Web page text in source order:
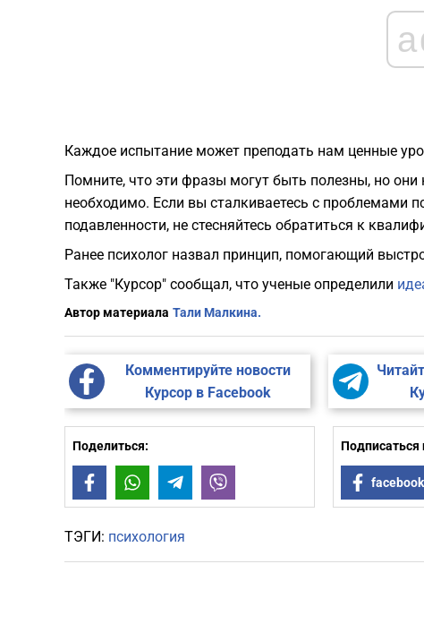
Каждое испытание может преподать нам ценные
Помните, что эти фразы могут быть полезны, но
необходимо. Если вы сталкиваетесь с проблемами
подавленности, не стесняйтесь обратиться к
Ранее психолог назвал принцип, помогающий
Также "Курсор" сообщал, что ученые определили
Автор материала Тали Малкина.
Комментируйте новости
Курсор в Facebook
Поделиться:
FacebookWhatsAppTelegram
Подписаться
facebook
ТЭГИ: психология